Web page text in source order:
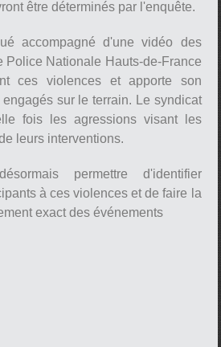
être déterminés par l'enquête.
accompagné d'une vidéo des
Police Nationale Hauts-de-France
ces violences et apporte son
sur le terrain. Le syndicat
fois les agressions visant les
leurs interventions.
permettre d'identifier
à ces violences et de faire la
exact des événements